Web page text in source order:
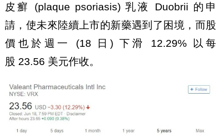
皮癬 (plaque psoriasis) 乳液 Duobrii 的申
請，使未來陸續上市的新藥遇到了困境，而股
價也於週一 (18 日) 下滑 12.29% 以每
股 23.56 美元作收。